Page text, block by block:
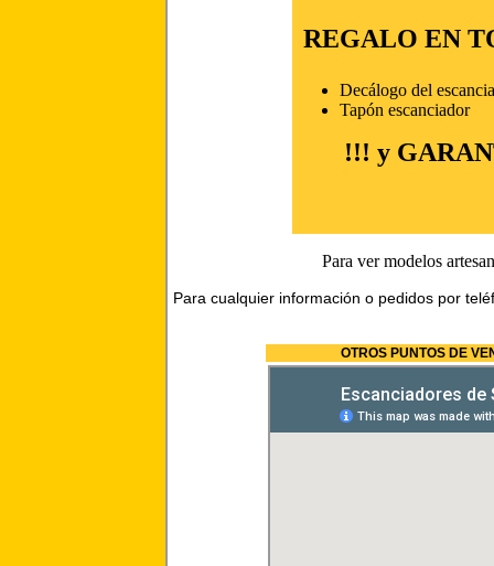
REGALO EN
Decálogo del
Tapón escanciador
!!! y
Para ver modelos
Para cualquier información o pedidos por
OTROS PUNTOS DE